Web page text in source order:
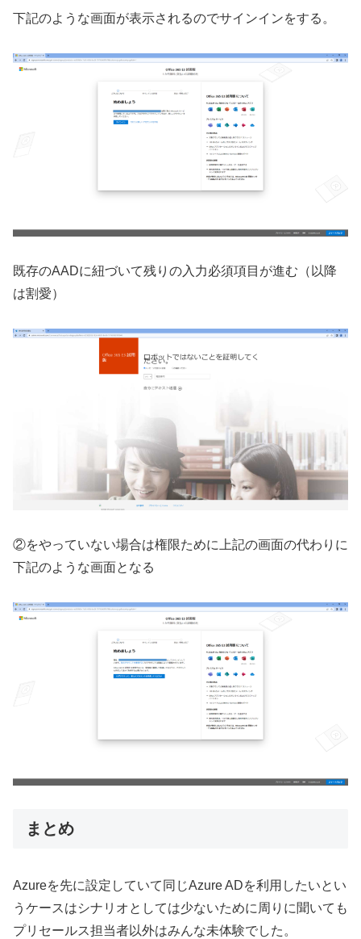
下記のような画面が表示されるのでサインインをする。
既存のAADに紐づいて残りの入力必須項目が進む（以降
は割愛）
②をやっていない場合は権限ために上記の画面の代わりに
下記のような画面となる
まとめ
Azureを先に設定していて同じAzure ADを利用したいとい
うケースはシナリオとしては少ないために周りに聞いても
プリセールス担当者以外はみんな未体験でした。